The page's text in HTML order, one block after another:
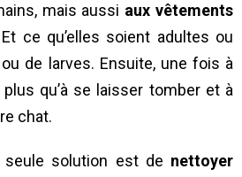
mais aussi aux vêtements
ce qu’elles soient adultes ou
de larves. Ensuite, une fois à
plus qu’à se laisser tomber et à
chat.
seule solution est de nettoyer